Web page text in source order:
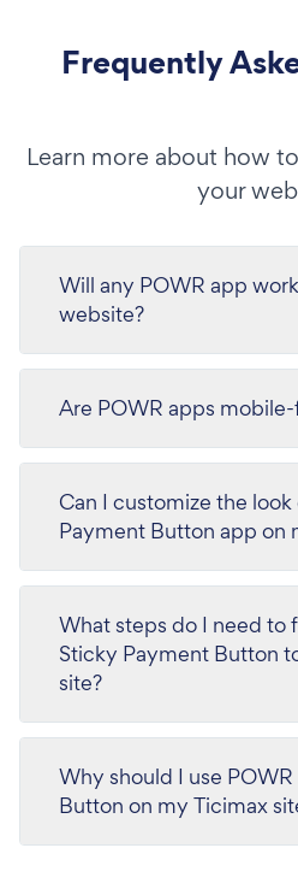
Frequently
Learn more about how
your
Will any POWR app
website?
Are POWR apps
Can I customize the
Payment Button app on
What steps do I need to
Sticky Payment Button
site?
Why should I use
Button on my Ticimax